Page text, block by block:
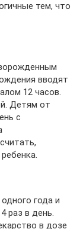
тем, что
вводят
12 часов.
Детям от
с
года и
раз в день.
в дозе